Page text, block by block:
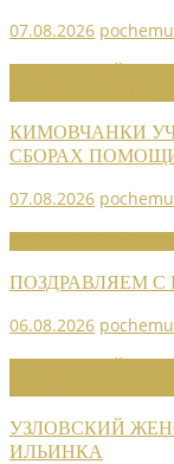
07.08.2026
КИМОВЧАНКИ
СБОРАХ
07.08.2026
ПОЗДРАВЛЯЕМ С
06.08.2026
УЗЛОВСКИЙ
ИЛЬИНКА